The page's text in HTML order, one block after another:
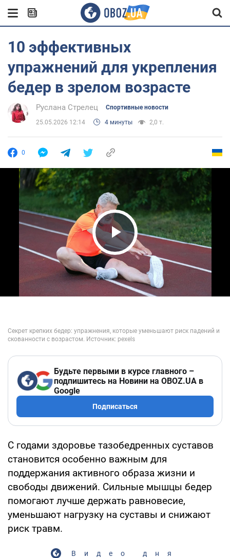
10 эффективных
упражнений для укрепления
бедер в зрелом возрасте
Руслана Стрелец Спортивные новости
25.05.2026 12:14 4 минуты 2,0 т.
0
Play Video
Будьте первыми в курсе главного –
подпишитесь на Новини на OBOZ.UA в
Google
Подписаться
С годами здоровье тазобедренных суставов
становится особенно важным для
поддержания активного образа жизни и
свободы движений. Сильные мышцы бедер
помогают лучше держать равновесие,
уменьшают нагрузку на суставы и снижают
риск травм.
Видео дня